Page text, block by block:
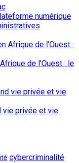
numérique
de l’Ouest : le
vie privée et vie
cybercriminalité